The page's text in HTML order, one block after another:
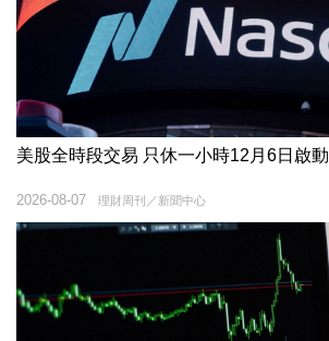
美股全時段交易 只休一小時12月6日啟動
理財周刊／新聞中心
2026-08-07